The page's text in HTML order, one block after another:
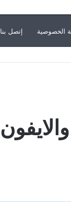
الخصوصية إتصل بنا